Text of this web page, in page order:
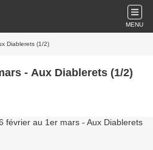
MENU
Diablerets (1/2)
- Aux Diablerets (1/2)